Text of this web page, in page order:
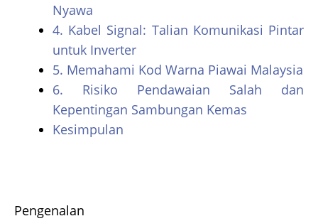
Nyawa
4. Kabel Signal: Talian Komunikasi Pintar
untuk Inverter
5. Memahami Kod Warna Piawai Malaysia
6. Risiko Pendawaian Salah dan
Kepentingan Sambungan Kemas
Kesimpulan
Pengenalan